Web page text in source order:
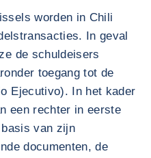
worden in Chili
In geval
de schuldeisers
toegang tot de
Ejecutivo). In het kader
een rechter in eerste
van zijn
documenten, de